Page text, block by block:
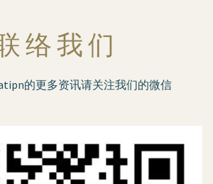
络 我 们
的更多资讯请关注我们的微信